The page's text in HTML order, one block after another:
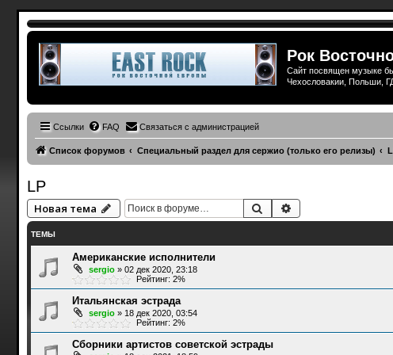
Рок
Сайт посвящен музыке
Чехословакии, Польши,
Ссылки FAQ Связаться с администрацией
Список форумов Специальный раздел для сержио (только его релизы)
LP
Новая тема Поиск
ТЕМЫ
Американские исполнители
sergio» 02 дек 2020, 23:18
Рейтинг: 2%
Итальянская эстрада
sergio» 18 дек 2020, 03:54
Рейтинг: 2%
Сборники артистов советской эстрады